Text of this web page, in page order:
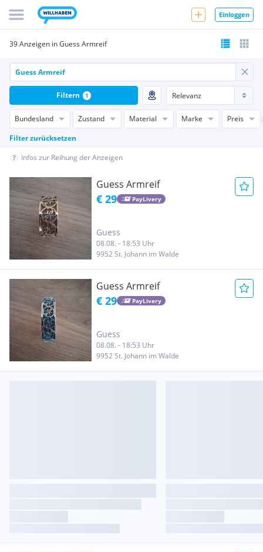
Einloggen
39 Anzeigen in Guess Armreif
Bundesland Zustand Material Marke
Preis
Filter zurücksetzen
Filtern 1
Infos zur Reihung der Anzeigen
Guess Armreif
€ 29 PayLivery
Guess
08.08. - 18:53 Uhr
9952 St. Johann im Walde
Guess Armreif
€ 29 PayLivery
Guess
08.08. - 18:53 Uhr
9952 St. Johann im Walde